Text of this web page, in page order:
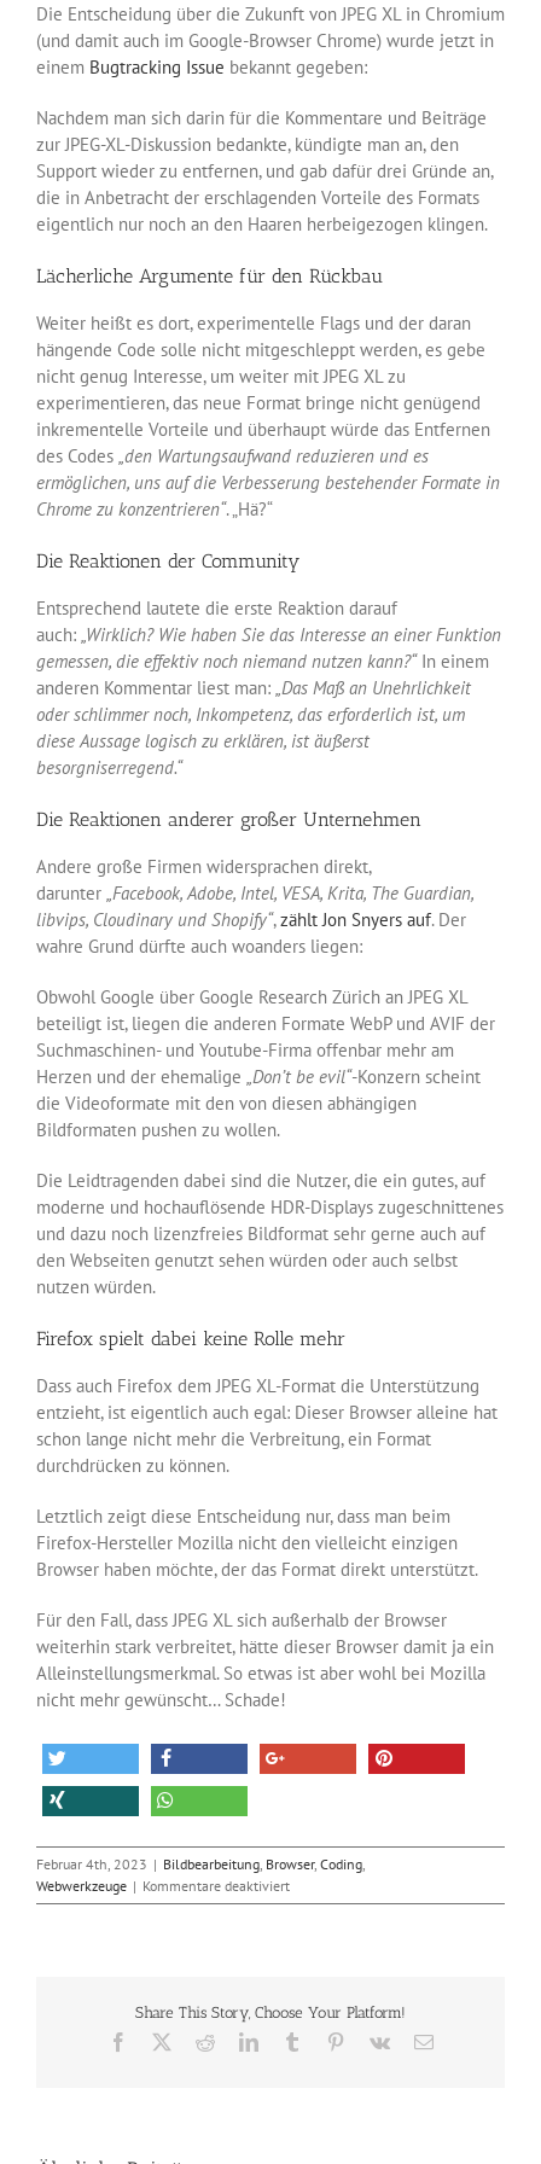
Die Entscheidung über die Zukunft von JPEG XL in Chromium
(und damit auch im Google-Browser Chrome) wurde jetzt in
einem Bugtracking Issue bekannt gegeben:
Nachdem man sich darin für die Kommentare und Beiträge
zur JPEG-XL-Diskussion bedankte, kündigte man an, den
Support wieder zu entfernen, und gab dafür drei Gründe an,
die in Anbetracht der erschlagenden Vorteile des Formats
eigentlich nur noch an den Haaren herbeigezogen klingen.
Lächerliche Argumente für den Rückbau
Weiter heißt es dort, experimentelle Flags und der daran
hängende Code solle nicht mitgeschleppt werden, es gebe
nicht genug Interesse, um weiter mit JPEG XL zu
experimentieren, das neue Format bringe nicht genügend
inkrementelle Vorteile und überhaupt würde das Entfernen
des Codes „den Wartungsaufwand reduzieren und es
ermöglichen, uns auf die Verbesserung bestehender Formate in
Chrome zu konzentrieren“. „Hä?“
Die Reaktionen der Community
Entsprechend lautete die erste Reaktion darauf
auch: „Wirklich? Wie haben Sie das Interesse an einer Funktion
gemessen, die effektiv noch niemand nutzen kann?“In einem
anderen Kommentar liest man: „Das Maß an Unehrlichkeit
oder schlimmer noch, Inkompetenz, das erforderlich ist, um
diese Aussage logisch zu erklären, ist äußerst
besorgniserregend.“
Die Reaktionen anderer großer Unternehmen
Andere große Firmen widersprachen direkt,
darunter „Facebook, Adobe, Intel, VESA, Krita, The Guardian,
libvips, Cloudinary und Shopify“,zählt Jon Snyers auf. Der
wahre Grund dürfte auch woanders liegen:
Obwohl Google über Google Research Zürich an JPEG XL
beteiligt ist, liegen die anderen Formate WebP und AVIF der
Suchmaschinen- und Youtube-Firma offenbar mehr am
Herzen und der ehemalige „Don’t be evil“-Konzern scheint
die Videoformate mit den von diesen abhängigen
Bildformaten pushen zu wollen.
Die Leidtragenden dabei sind die Nutzer, die ein gutes, auf
moderne und hochauflösende HDR-Displays zugeschnittenes
und dazu noch lizenzfreies Bildformat sehr gerne auch auf
den Webseiten genutzt sehen würden oder auch selbst
nutzen würden.
Firefox spielt dabei keine Rolle mehr
Dass auch Firefox dem JPEG XL-Format die Unterstützung
entzieht, ist eigentlich auch egal: Dieser Browser alleine hat
schon lange nicht mehr die Verbreitung, ein Format
durchdrücken zu können.
Letztlich zeigt diese Entscheidung nur, dass man beim
Firefox-Hersteller Mozilla nicht den vielleicht einzigen
Browser haben möchte, der das Format direkt unterstützt.
Für den Fall, dass JPEG XL sich außerhalb der Browser
weiterhin stark verbreitet, hätte dieser Browser damit ja ein
Alleinstellungsmerkmal. So etwas ist aber wohl bei Mozilla
nicht mehr gewünscht… Schade!
Februar 4th, 2023 | Bildbearbeitung, Browser, Coding,
Webwerkzeuge | Kommentare deaktiviertfür
Die
Bildformat
JPEG
Share This Story, Choose Your Platform!
Facebook RedditLinkedInTumblr Pinterest
Vk
E-